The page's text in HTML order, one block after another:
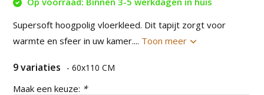
Supersoft hoogpolig vloerkleed. Dit tapijt zorgt voor
warmte en sfeer in uw kamer.... Toon meer
9 variaties - 60x110 CM
Maak een keuze: *